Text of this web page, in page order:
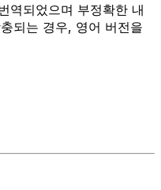
역되었으며 부정확한 내
되는 경우, 영어 버전을